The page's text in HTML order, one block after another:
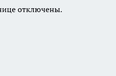
отключены.